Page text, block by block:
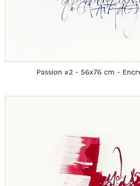
Passion #2 - 56x76 cm -